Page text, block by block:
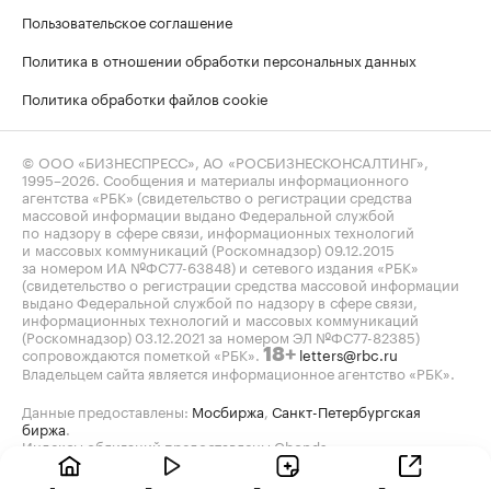
Пользовательское соглашение
Политика в отношении обработки персональных данных
Политика обработки файлов cookie
© ООО «БИЗНЕСПРЕСС», АО «РОСБИЗНЕСКОНСАЛТИНГ»,
1995–2026 . Сообщения и материалы информационного
агентства «РБК» (свидетельство о регистрации средства
массовой информации выдано Федеральной службой
по надзору в сфере связи, информационных технологий
и массовых коммуникаций (Роскомнадзор) 09.12.2015
за номером ИА №ФС77-63848) и сетевого издания «РБК»
(свидетельство о регистрации средства массовой информации
выдано Федеральной службой по надзору в сфере связи,
информационных технологий и массовых коммуникаций
(Роскомнадзор) 03.12.2021 за номером ЭЛ №ФС77-82385)
сопровождаются пометкой «РБК». 18+ letters@rbc.ru
Владельцем сайта является информационное агентство «РБК».
Данные предоставлены: Мосбиржа Санкт-Петербургская
биржа
Индексы облигаций предоставлены Cbonds.